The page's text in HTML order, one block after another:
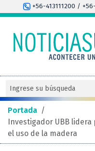
+56-413111200 /
Portada /
Investigador UBB
el uso de la madera